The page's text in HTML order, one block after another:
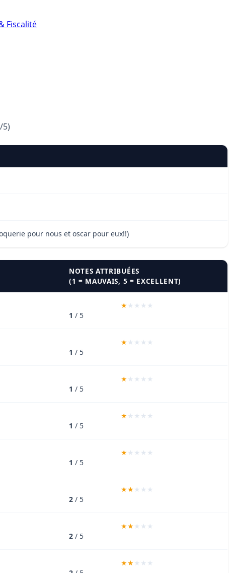
Fiscalité
/5)
pour nous et oscar pour eux!!)
NOTES ATTRIBUÉES
(1 = MAUVAIS, 5 = EXCELLENT)
1 / 5
1 / 5
1 / 5
1 / 5
1 / 5
2 / 5
2 / 5